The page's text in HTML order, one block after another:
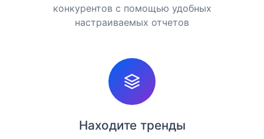
конкурентов с помощью удобных
настраиваемых отчетов
Находите тренды